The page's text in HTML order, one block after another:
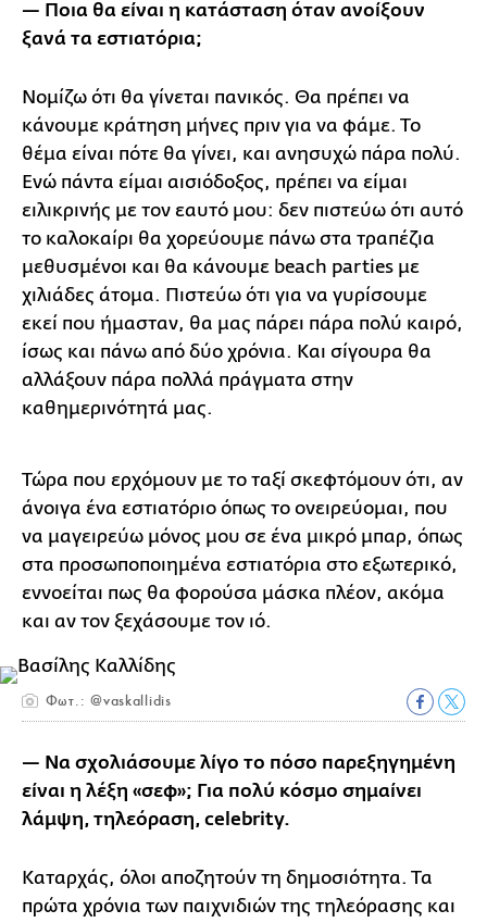
— Ποια θα είναι η κατάσταση όταν ανοίξουν
ξανά τα εστιατόρια;
Νομίζω ότι θα γίνεται πανικός. Θα πρέπει να
κάνουμε κράτηση μήνες πριν για να φάμε. Το
θέμα είναι πότε θα γίνει, και ανησυχώ πάρα πολύ.
Ενώ πάντα είμαι αισιόδοξος, πρέπει να είμαι
ειλικρινής με τον εαυτό μου: δεν πιστεύω ότι αυτό
το καλοκαίρι θα χορεύουμε πάνω στα τραπέζια
μεθυσμένοι και θα κάνουμε beach parties με
χιλιάδες άτομα. Πιστεύω ότι για να γυρίσουμε
εκεί που ήμασταν, θα μας πάρει πάρα πολύ καιρό,
ίσως και πάνω από δύο χρόνια. Και σίγουρα θα
αλλάξουν πάρα πολλά πράγματα στην
καθημερινότητά μας.
Τώρα που ερχόμουν με το ταξί σκεφτόμουν ότι, αν
άνοιγα ένα εστιατόριο όπως το ονειρεύομαι, που
να μαγειρεύω μόνος μου σε ένα μικρό μπαρ, όπως
στα προσωποποιημένα εστιατόρια στο εξωτερικό,
εννοείται πως θα φορούσα μάσκα πλέον, ακόμα
και αν τον ξεχάσουμε τον ιό.
Φωτ.: @vaskallidis
— Να σχολιάσουμε λίγο το πόσο παρεξηγημένη
είναι η λέξη «σεφ»; Για πολύ κόσμο σημαίνει
λάμψη, τηλεόραση, celebrity.
Καταρχάς, όλοι αποζητούν τη δημοσιότητα. Τα
πρώτα χρόνια των παιχνιδιών της τηλεόρασης και